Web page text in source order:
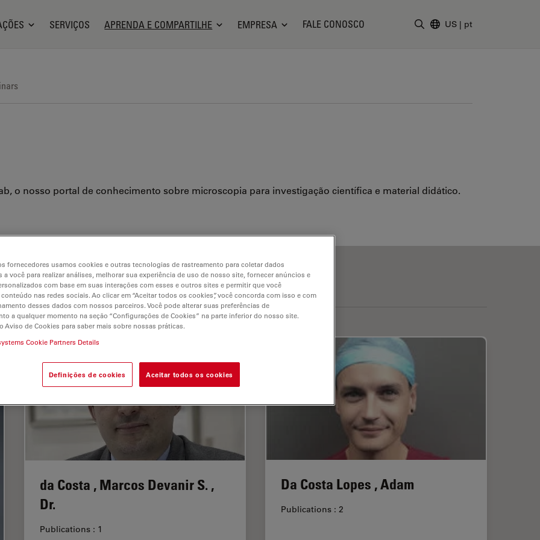
SERVIÇOS APRENDA E COMPARTILHE EMPRESA FALE CONOSCO US | pt
o nosso portal de conhecimento sobre microscopia para investigação científica e material didático.
M N O P R S T U V W Y Z
da Costa , Marcos Devanir S. ,
Dr.
Publications : 1
Da Costa Lopes , Adam
Publications : 2
fornecedores usamos cookies e outras tecnologias de rastreamento para coletar dados
a você para realizar análises, melhorar sua experiência de uso de nosso site, fornecer anúncios e
com base em suas interações com esses e outros sites e permitir que você
nas redes sociais. Ao clicar em “Aceitar todos os cookies”, você concorda com isso e com
desses dados com nossos parceiros. Você pode alterar suas preferências de
a qualquer momento na seção “Configurações de Cookies” na parte inferior do nosso site.
Aviso de Cookies para saber mais sobre nossas práticas.
Cookie Partners Details
Definições de cookies Aceitar todos os cookies